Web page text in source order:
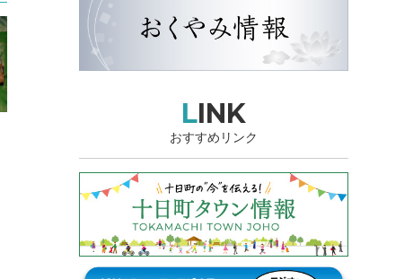
LINK
おすすめリンク